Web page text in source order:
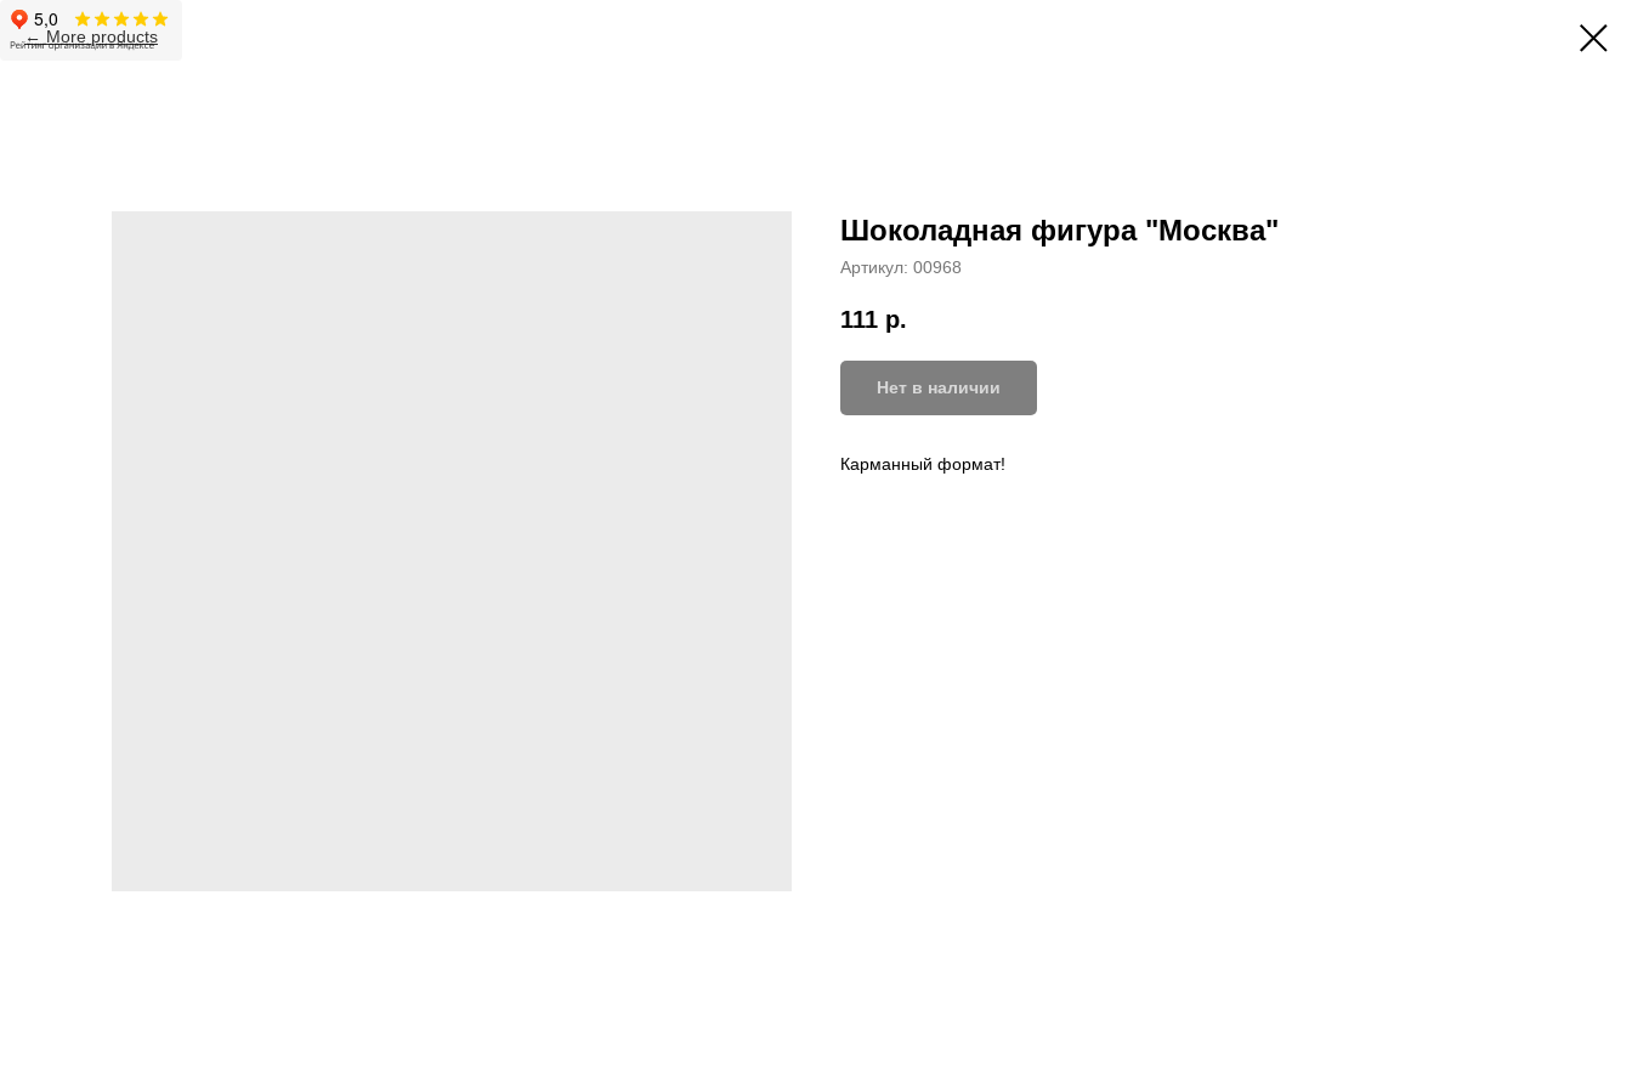
More products
Шоколадная фигура "Москва"
Артикул: 00968
111 р.
Нет в наличии
Карманный формат!